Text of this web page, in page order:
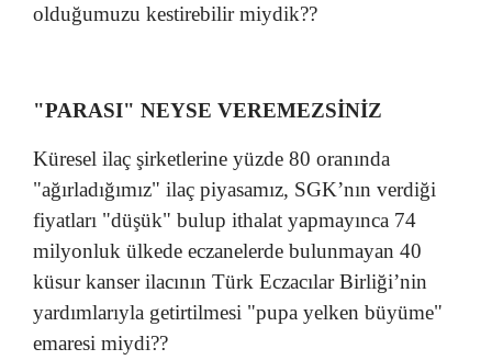
olduğumuzu kestirebilir miydik??
"PARASI" NEYSE VEREMEZSİNİZ
Küresel ilaç şirketlerine yüzde 80 oranında
"ağırladığımız" ilaç piyasamız, SGK’nın verdiği
fiyatları "düşük" bulup ithalat yapmayınca 74
milyonluk ülkede eczanelerde bulunmayan 40
küsur kanser ilacının Türk Eczacılar Birliği’nin
yardımlarıyla getirtilmesi "pupa yelken büyüme"
emaresi miydi??